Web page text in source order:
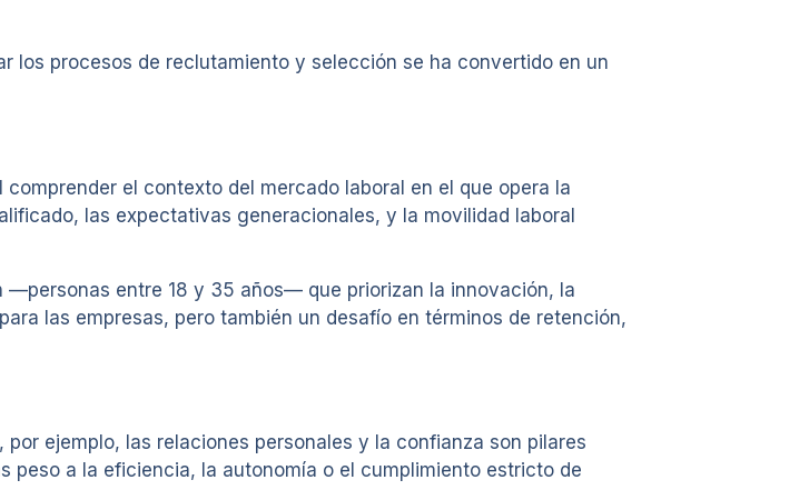
los procesos de reclutamiento y selección se ha convertido en un
el contexto del mercado laboral en el que opera la
las expectativas generacionales, y la movilidad laboral
entre 18 y 35 años— que priorizan la innovación, la
las empresas, pero también un desafío en términos de retención,
ejemplo, las relaciones personales y la confianza son pilares
peso a la eficiencia, la autonomía o el cumplimiento estricto de